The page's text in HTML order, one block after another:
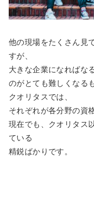
他の現場をたくさん見
すが、
大きな企業になればな
のがとても難しくなる
クオリタスでは、
それぞれが各分野の資
現在でも、クオリタス
ている
精鋭ばかりです。